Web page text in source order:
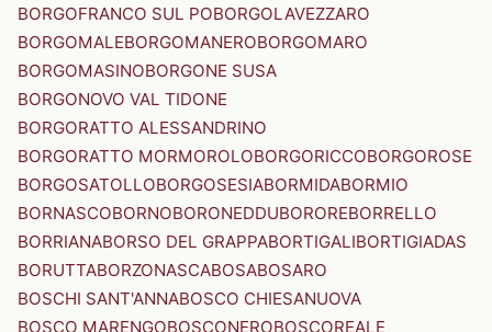
BORGOFRANCO SUL POBORGOLAVEZZARO
BORGOMALEBORGOMANEROBORGOMARO
BORGOMASINOBORGONE SUSA
BORGONOVO VAL TIDONE
BORGORATTO ALESSANDRINO
BORGORATTO MORMOROLOBORGORICCOBORGOROSE
BORGOSATOLLOBORGOSESIABORMIDABORMIO
BORNASCOBORNOBORONEDDUBOROREBORRELLO
BORRIANABORSO DEL GRAPPABORTIGALIBORTIGIADAS
BORUTTABORZONASCABOSABOSARO
BOSCHI SANT'ANNABOSCO CHIESANUOVA
BOSCO MARENGOBOSCONEROBOSCOREALE